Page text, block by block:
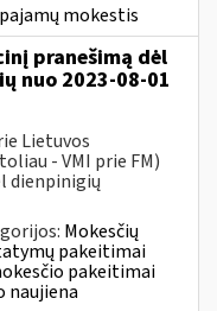
mokestis
pranešimą dėl
nuo 2023-08-01
Lietuvos
- VMI prie FM)
dienpinigių
Mokesčių
pakeitimai
pakeitimai
naujiena